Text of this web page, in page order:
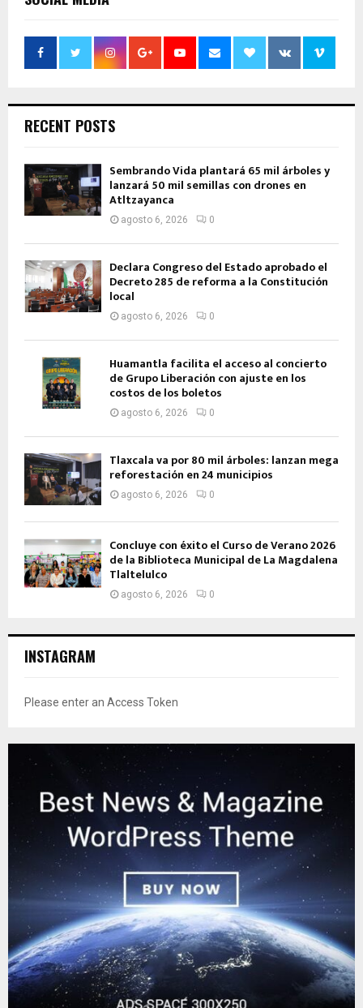
RECENT POSTS
Sembrando Vida plantará 65 mil árboles y
lanzará 50 mil semillas con drones en
Atltzayanca
agosto 6, 2026 0
Declara Congreso del Estado aprobado el
Decreto 285 de reforma a la Constitución
local
agosto 6, 2026 0
Huamantla facilita el acceso al concierto
de Grupo Liberación con ajuste en los
costos de los boletos
agosto 6, 2026 0
Tlaxcala va por 80 mil árboles: lanzan mega
reforestación en 24 municipios
agosto 6, 2026 0
Concluye con éxito el Curso de Verano 2026
de la Biblioteca Municipal de La Magdalena
Tlaltelulco
agosto 6, 2026 0
INSTAGRAM
Please enter an Access Token